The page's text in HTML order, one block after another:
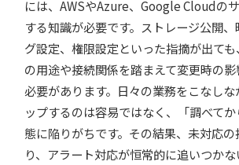
には、AWSやAzure、Google Cloudの
する知識が必要です。ストレージ公開
グ設定、権限設定といった指摘が出て
の用途や接続関係を踏まえて変更時の影
必要があります。日々の業務をこなし
ップするのは容易ではなく、「調べて
態に陥りがちです。その結果、未対応
り、アラート対応が恒常的に追いつか